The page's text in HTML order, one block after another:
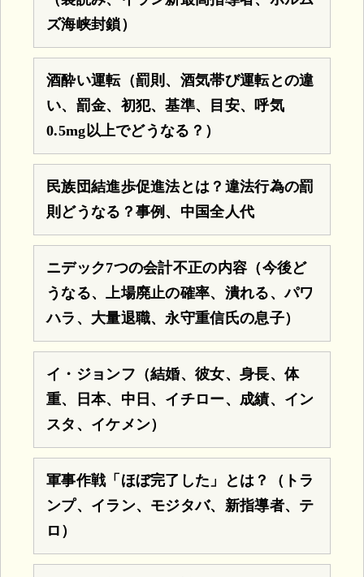
ズ海峡封鎖）
酒酔い運転（罰則、酒気帯び運転との違
い、罰金、初犯、基準、目安、呼気
0.5mg以上でどうなる？）
民族団結進歩促進法とは？違法行為の罰
則どうなる？事例、中国全人代
ニデック7つの会計不正の内容（今後ど
うなる、上場廃止の確率、潰れる、パワ
ハラ、大量退職、永守重信氏の息子）
イ・ジョンフ（結婚、彼女、身長、体
重、日本、中日、イチロー、成績、イン
スタ、イケメン）
軍事作戦「ほぼ完了した」とは？（トラ
ンプ、イラン、モジタバ、新指導者、テ
ロ）